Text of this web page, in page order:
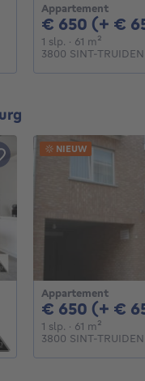
per maand
Appartement
€ 650 (+ €
1 slp. 1 slaapkamer
· 61 m²
3800 SINT-TRUIDEN
Appartement
€ 650 (+ €
1 slp. 1 slaapkamer
· 61 m²
3800 SINT-TRUIDEN
NIEUW